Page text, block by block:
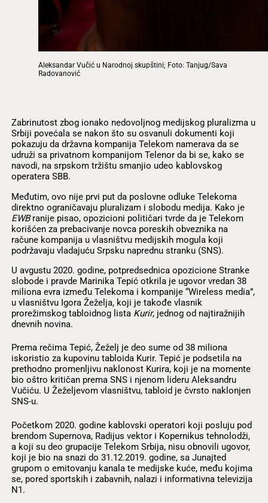
Aleksandar Vučić u Narodnoj skupštini; Foto: Tanjug/Sava
Radovanović
Zabrinutost zbog ionako nedovoljnog medijskog pluralizma u
Srbiji povećala se nakon što su osvanuli dokumenti koji
pokazuju da državna kompanija Telekom namerava da se
udruži sa privatnom kompanijom Telenor da bi se, kako se
navodi, na srpskom tržištu smanjio udeo kablovskog
operatera SBB.
Međutim, ovo nije prvi put da poslovne odluke Telekoma
direktno ograničavaju pluralizam i slobodu medija. Kako je
EWBranije pisao, opozicioni političari tvrde da je Telekom
korišćen za prebacivanje novca poreskih obveznika na
račune kompanija u vlasništvu medijskih mogula koji
podržavaju vladajuću Srpsku naprednu stranku (SNS).
U avgustu 2020. godine, potpredsednica opozicione Stranke
slobode i pravde Marinika Tepić otkrila je ugovor vredan 38
miliona evra između Telekoma i kompanije “Wireless media”,
u vlasništvu Igora Žeželja, koji je takođe vlasnik
prorežimskog tabloidnog lista Kurir, jednog od najtiražnijih
dnevnih novina.
Prema rečima Tepić, Žeželj je deo sume od 38 miliona
iskoristio za kupovinu tabloida Kurir. Tepić je podsetila na
prethodno promenljivu naklonost Kurira, koji je na momente
bio oštro kritičan prema SNS i njenom lideru Aleksandru
Vučiću. U Žeželjevom vlasništvu, tabloid je čvrsto naklonjen
SNS-u.
Početkom 2020. godine kablovski operatori koji posluju pod
brendom Supernova, Radijus vektor i Kopernikus tehnolodži,
a koji su deo grupacije Telekom Srbija, nisu obnovili ugovor,
koji je bio na snazi do 31.12.2019. godine, sa Junajted
grupom o emitovanju kanala te medijske kuće, među kojima
se, pored sportskih i zabavnih, nalazi i informativna televizija
N1.